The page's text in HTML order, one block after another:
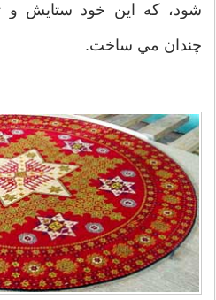
شود، كه اين خود ستايش و
چندان مي ساخت.